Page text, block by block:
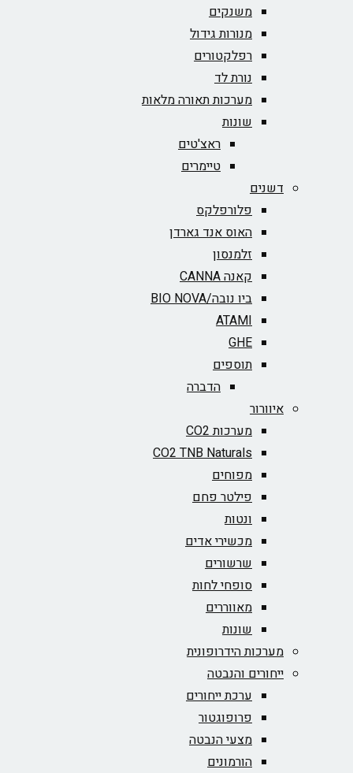
משנקים
מנורות גידול
רפלקטורים
נורת לד
מערכות תאורה מלאות
שונות
ראצ'טים
טיימרים
דשנים
פלורפלקס
האוס אנד גארדן
זלמנסון
קאנה CANNA
ביו נובה/BIO NOVA‏
ATAMI
GHE
תוספים
הדברה
איוורור
מערכות CO2
CO2 TNB Naturals
מפוחים
פילטר פחם
ונטות
מכשירי אדים
שרשורים
סופחי לחות
מאווררים
שונות
מערכות הידרופונית
ייחורים והנבטה
ערכת ייחורים
פרופוגטור
מצעי הנבטה
הורמונים